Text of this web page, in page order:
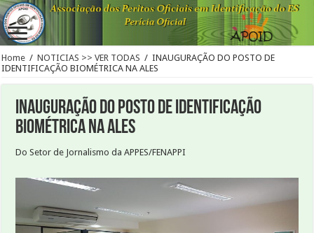
Home / NOTICIAS >> VER TODAS / INAUGURAÇÃO DO POSTO DE
IDENTIFICAÇÃO BIOMÉTRICA NA ALES
INAUGURAÇÃO DO POSTO DE IDENTIFICAÇÃO
BIOMÉTRICA NA ALES
Do Setor de Jornalismo da APPES/FENAPPI